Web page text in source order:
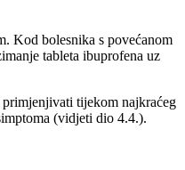
Kod bolesnika s povećanom
tableta ibuprofena uz
tijekom najkraćeg
(vidjeti dio 4.4.).